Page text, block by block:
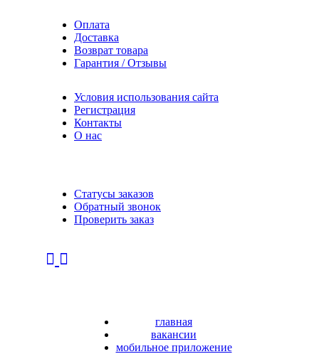
Оплата
Доставка
Возврат товара
Гарантия / Отзывы
Условия использования сайта
Регистрация
Контакты
О нас
Статусы заказов
Обратный звонок
Проверить заказ
главная
вакансии
мобильное приложение